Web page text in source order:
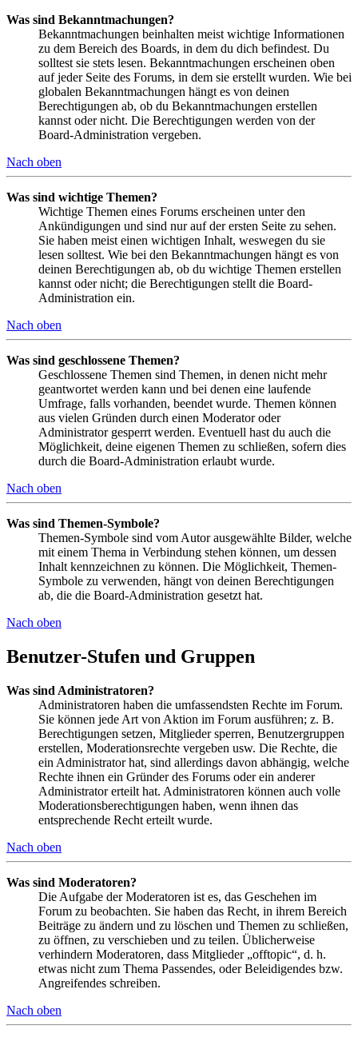
Was sind Bekanntmachungen?
Bekanntmachungen beinhalten meist wichtige Informationen
zu dem Bereich des Boards, in dem du dich befindest. Du
solltest sie stets lesen. Bekanntmachungen erscheinen oben
auf jeder Seite des Forums, in dem sie erstellt wurden. Wie bei
globalen Bekanntmachungen hängt es von deinen
Berechtigungen ab, ob du Bekanntmachungen erstellen
kannst oder nicht. Die Berechtigungen werden von der
Board-Administration vergeben.
Nach oben
Was sind wichtige Themen?
Wichtige Themen eines Forums erscheinen unter den
Ankündigungen und sind nur auf der ersten Seite zu sehen.
Sie haben meist einen wichtigen Inhalt, weswegen du sie
lesen solltest. Wie bei den Bekanntmachungen hängt es von
deinen Berechtigungen ab, ob du wichtige Themen erstellen
kannst oder nicht; die Berechtigungen stellt die Board-
Administration ein.
Nach oben
Was sind geschlossene Themen?
Geschlossene Themen sind Themen, in denen nicht mehr
geantwortet werden kann und bei denen eine laufende
Umfrage, falls vorhanden, beendet wurde. Themen können
aus vielen Gründen durch einen Moderator oder
Administrator gesperrt werden. Eventuell hast du auch die
Möglichkeit, deine eigenen Themen zu schließen, sofern dies
durch die Board-Administration erlaubt wurde.
Nach oben
Was sind Themen-Symbole?
Themen-Symbole sind vom Autor ausgewählte Bilder, welche
mit einem Thema in Verbindung stehen können, um dessen
Inhalt kennzeichnen zu können. Die Möglichkeit, Themen-
Symbole zu verwenden, hängt von deinen Berechtigungen
ab, die die Board-Administration gesetzt hat.
Nach oben
Benutzer-Stufen und Gruppen
Was sind Administratoren?
Administratoren haben die umfassendsten Rechte im Forum.
Sie können jede Art von Aktion im Forum ausführen; z. B.
Berechtigungen setzen, Mitglieder sperren, Benutzergruppen
erstellen, Moderationsrechte vergeben usw. Die Rechte, die
ein Administrator hat, sind allerdings davon abhängig, welche
Rechte ihnen ein Gründer des Forums oder ein anderer
Administrator erteilt hat. Administratoren können auch volle
Moderationsberechtigungen haben, wenn ihnen das
entsprechende Recht erteilt wurde.
Nach oben
Was sind Moderatoren?
Die Aufgabe der Moderatoren ist es, das Geschehen im
Forum zu beobachten. Sie haben das Recht, in ihrem Bereich
Beiträge zu ändern und zu löschen und Themen zu schließen,
zu öffnen, zu verschieben und zu teilen. Üblicherweise
verhindern Moderatoren, dass Mitglieder „offtopic“, d. h.
etwas nicht zum Thema Passendes, oder Beleidigendes bzw.
Angreifendes schreiben.
Nach oben